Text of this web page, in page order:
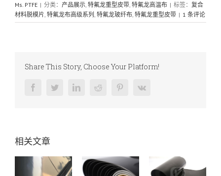
Ms. PTFE | 分类： 产品展示 特氟龙重型皮带 特氟龙高温布 | 标签： 复合
材料脱模片 特氟龙布高级系列 特氟龙玻纤布 特氟龙重型皮带 | 1 条评论
Share This Story, Choose Your Platform!
FacebookTwitterLinkedInReddit PinterestVk
相关文章